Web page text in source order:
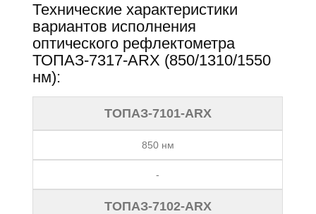
Технические характеристики
вариантов исполнения
оптического рефлектометра
ТОПАЗ-7317-ARX (850/1310/1550
нм):
ТОПАЗ-7101-ARX
850 нм
-
ТОПАЗ-7102-ARX